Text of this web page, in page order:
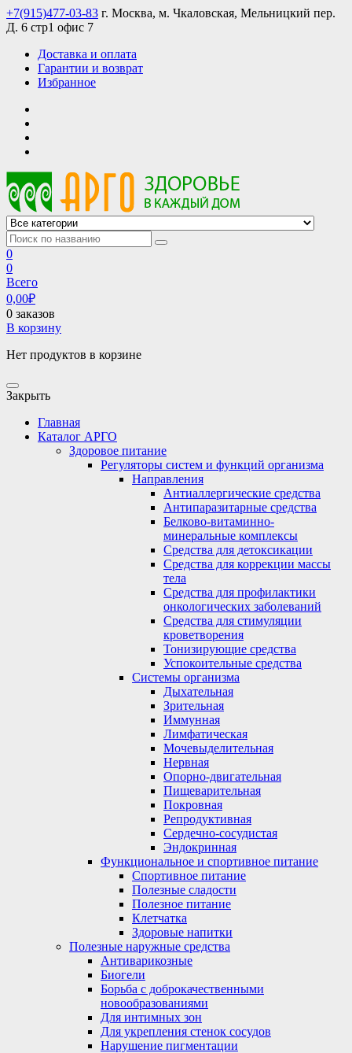
Skip
to
+7(915)477-03-83 г. Москва, м. Чкаловская, Мельницкий пер.
Д. 6 стр1 офис 7
Доставка и оплата
Гарантии и возврат
Избранное
АРГО интернет магазин, доставка в Москве и по всей России
АРГО каталог каталог продукции, официальные цены
0
0
Всего
0,00₽
0 заказов
В корзину
Нет продуктов в корзине
Закрыть
Главная
Каталог АРГО
Здоровое питание
Регуляторы систем и функций организма
Направления
Антиаллергические средства
Антипаразитарные средства
Белково-витаминно-
минеральные комплексы
Средства для детоксикации
Средства для коррекции массы
тела
Средства для профилактики
онкологических заболеваний
Средства для стимуляции
кроветворения
Тонизирующие средства
Успокоительные средства
Системы организма
Дыхательная
Зрительная
Иммунная
Лимфатическая
Мочевыделительная
Нервная
Опорно-двигательная
Пищеварительная
Покровная
Репродуктивная
Сердечно-сосудистая
Эндокринная
Функциональное и спортивное питание
Спортивное питание
Полезные сладости
Полезное питание
Клетчатка
Здоровые напитки
Полезные наружные средства
Антиварикозные
Биогели
Борьба с доброкачественными
новообразованиями
Для интимных зон
Для укрепления стенок сосудов
Нарушение пигментации